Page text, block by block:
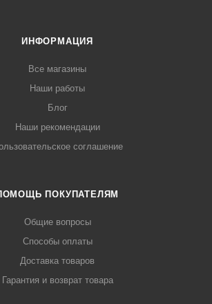
ИНФОРМАЦИЯ
Все магазины
Наши работы
Блог
Наши рекомендации
соглашение
ПОКУПАТЕЛЯМ
Общие вопросы
Способы оплаты
Доставка товаров
Гарантия и возврат товара